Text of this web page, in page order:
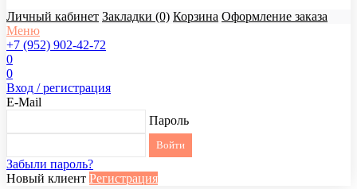
Личный кабинет Закладки (0) Корзина Оформление заказа
Меню
+7 (952) 902-42-72
0
0
Вход / регистрация
E-Mail
Пароль
Забыли пароль?
Новый клиент Регистрация